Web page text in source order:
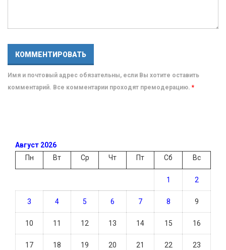
Имя и почтовый адрес обязательны, если Вы хотите оставить
комментарий. Все комментарии проходят премодерацию. *
Август 2026
Пн
Вт Ср Чт Пт Сб Вс
1 2
3 4 5 6 7 8 9
10 11 12 13 14 15 16
17 18 19 20 21 22 23